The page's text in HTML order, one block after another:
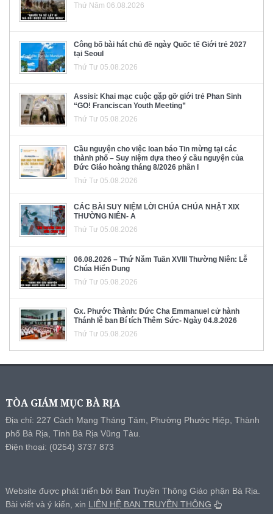
Thứ Năm 06.08.2026
Công bố bài hát chủ đề ngày Quốc tế Giới trẻ 2027
tại Seoul
Thứ Tư 05.08.2026
Assisi: Khai mạc cuộc gặp gỡ giới trẻ Phan Sinh
“GO! Franciscan Youth Meeting”
Thứ Tư 05.08.2026
Cầu nguyện cho việc loan báo Tin mừng tại các
thành phố – Suy niệm dựa theo ý cầu nguyện của
Đức Giáo hoàng tháng 8/2026 phần I
Thứ Tư 05.08.2026
CÁC BÀI SUY NIỆM LỜI CHÚA CHÚA NHẬT XIX
THƯỜNG NIÊN- A
Thứ Tư 05.08.2026
06.08.2026 – Thứ Năm Tuần XVIII Thường Niên: Lễ
Chúa Hiển Dung
Thứ Tư 05.08.2026
Gx. Phước Thành: Đức Cha Emmanuel cử hành
Thánh lễ ban Bí tích Thêm Sức- Ngày 04.8.2026
Thứ Tư 05.08.2026
TÒA GIÁM MỤC BÀ RỊA
Địa chỉ: 227 Cách Mạng Tháng Tám, Phường Phước Hiệp, Thành
phố Bà Rịa, Tỉnh Bà Rịa Vũng Tàu.
Điện thoại: (0254) 3737 873
Website được phát triển bởi Ban Truyền Thông Giáo phận Bà Rịa.
Bài viết và ý kiến, xin LIÊN HỆ BAN TRUYỀN THÔNG